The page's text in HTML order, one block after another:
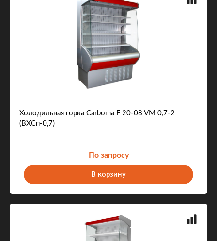
Холодильная горка Carboma F 20-08 VM 0,7-2
(ВХСп-0,7)
По запросу
В корзину